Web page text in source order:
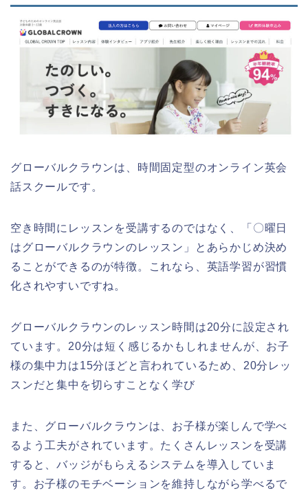
グローバルクラウンは、時間固定型のオンライン英会
話スクールです。
空き時間にレッスンを受講するのではなく、「〇曜日
はグローバルクラウンのレッスン」とあらかじめ決め
ることができるのが特徴。これなら、英語学習が習慣
化されやすいですね。
グローバルクラウンのレッスン時間は20分に設定され
ています。20分は短く感じるかもしれませんが、お子
様の集中力は15分ほどと言われているため、20分レッ
スンだと集中を切らすことなく学び
また、グローバルクラウンは、お子様が楽しんで学べ
るよう工夫がされています。たくさんレッスンを受講
すると、バッジがもらえるシステムを導入していま
す。お子様のモチベーションを維持しながら学べるで